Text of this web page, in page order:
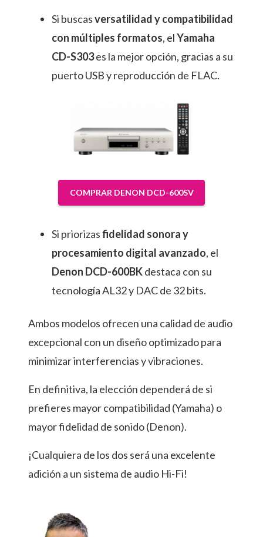
Si buscasversatilidad y compatibilidad
con múltiples formatos, elYamaha
CD-S303es la mejor opción, gracias a su
puerto USB y reproducción de FLAC.
COMPRAR DENON DCD-600SV
Si priorizasfidelidad sonora y
procesamiento digital avanzado, el
Denon DCD-600BKdestaca con su
tecnología AL32 y DAC de 32 bits.
Ambos modelos ofrecen una calidad de audio
excepcional con un diseño optimizado para
minimizar interferencias y vibraciones.
En definitiva, la elección dependerá de si
prefieres mayor compatibilidad (Yamaha) o
mayor fidelidad de sonido (Denon).
¡Cualquiera de los dos será una excelente
adición a un sistema de audio Hi-Fi!